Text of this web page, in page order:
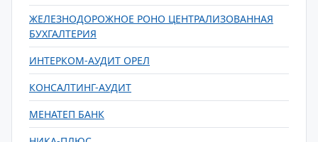
ЖЕЛЕЗНОДОРОЖНОЕ РОНО ЦЕНТРАЛИЗОВАННАЯ
БУХГАЛТЕРИЯ
ИНТЕРКОМ-АУДИТ ОРЕЛ
КОНСАЛТИНГ-АУДИТ
МЕНАТЕП БАНК